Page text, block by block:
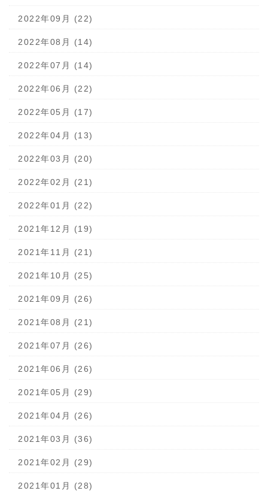
2022年09月 (22)
2022年08月 (14)
2022年07月 (14)
2022年06月 (22)
2022年05月 (17)
2022年04月 (13)
2022年03月 (20)
2022年02月 (21)
2022年01月 (22)
2021年12月 (19)
2021年11月 (21)
2021年10月 (25)
2021年09月 (26)
2021年08月 (21)
2021年07月 (26)
2021年06月 (26)
2021年05月 (29)
2021年04月 (26)
2021年03月 (36)
2021年02月 (29)
2021年01月 (28)